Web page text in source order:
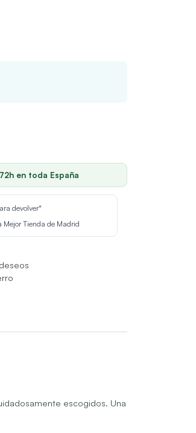
en toda España
devolver*
Mejor Tienda de Madrid
escogidos. Una